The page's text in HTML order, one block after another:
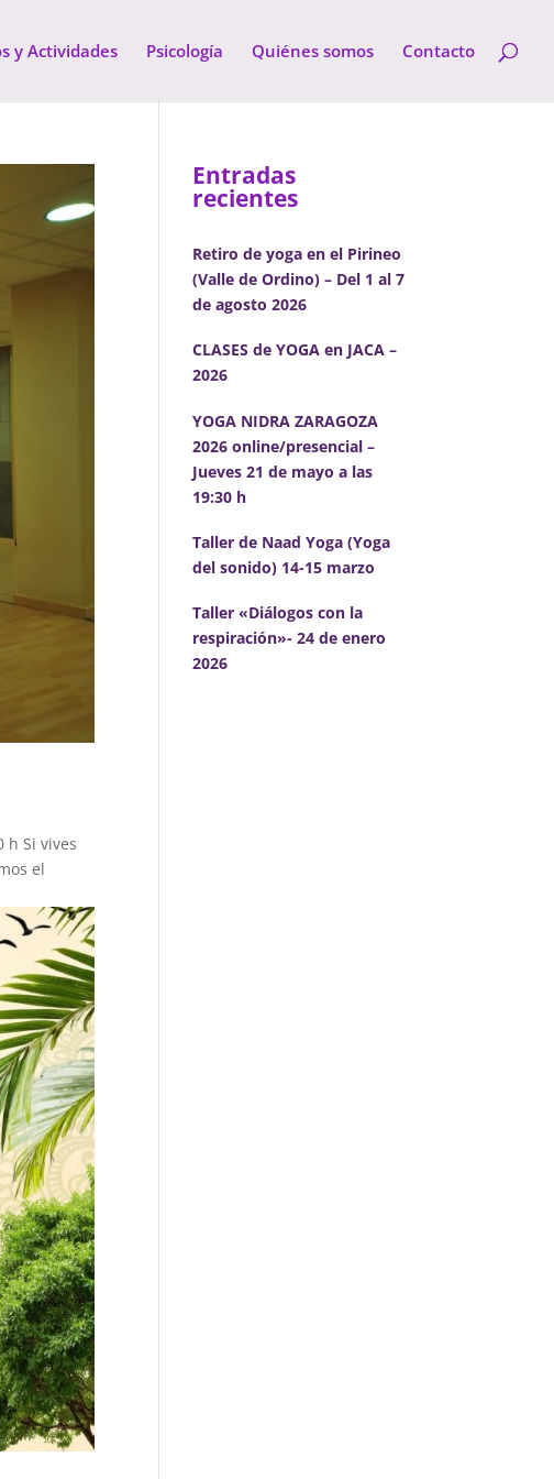
y Actividades Psicología Quiénes somos Contacto
h Si vives
el
Entradas
recientes
Retiro de yoga en el Pirineo
(Valle de Ordino) – Del 1 al 7
de agosto 2026
CLASES de YOGA en JACA –
2026
YOGA NIDRA ZARAGOZA
2026 online/presencial –
Jueves 21 de mayo a las
19:30 h
Taller de Naad Yoga (Yoga
del sonido) 14-15 marzo
Taller «Diálogos con la
respiración»- 24 de enero
2026